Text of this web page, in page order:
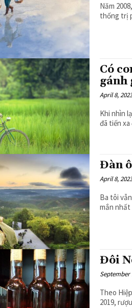
Năm
thống trị
Có
gánh
April 8,
Khi nhìn
đã tiến xa
Đàn
April 8,
Ba tôi
mắn nhất
Đôi
September
Theo
2019,